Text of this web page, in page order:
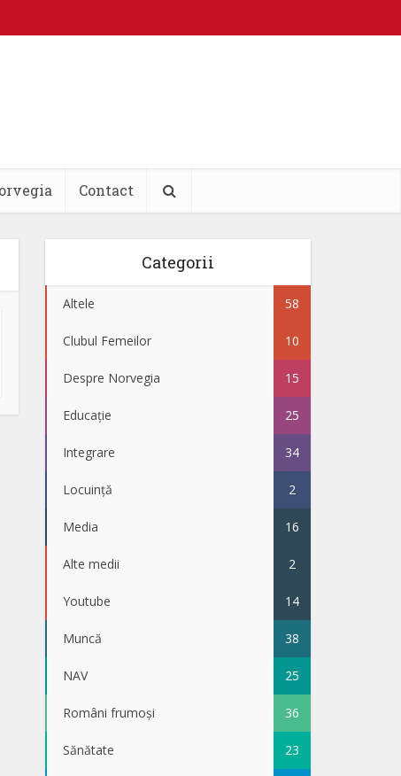
Contact
Categorii
Altele 58
Clubul Femeilor 10
Despre Norvegia 15
Educație 25
Integrare 34
Locuință 2
Media 16
Alte medii 2
Youtube 14
Muncă 38
NAV 25
Români frumoși 36
Sănătate 23